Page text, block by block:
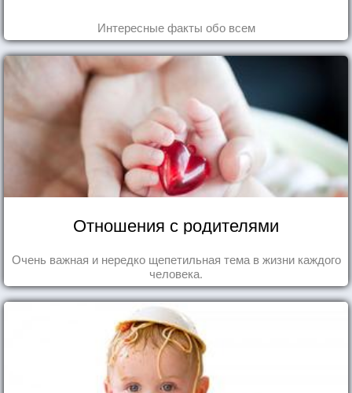
Интересные факты обо всем
Отношения с родителями
Очень важная и нередко щепетильная тема в жизни каждого
человека.